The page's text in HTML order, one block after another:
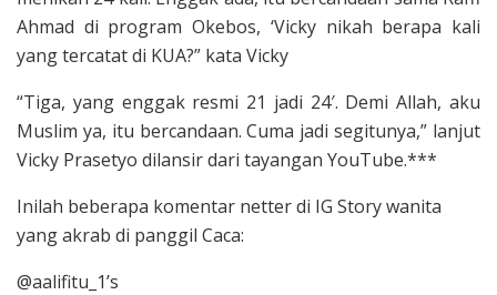
Ahmad di program Okebos, ‘Vicky nikah berapa kali
yang tercatat di KUA?” kata Vicky
“Tiga, yang enggak resmi 21 jadi 24′. Demi Allah, aku
Muslim ya, itu bercandaan. Cuma jadi segitunya,” lanjut
Vicky Prasetyo dilansir dari tayangan YouTube.***
Inilah beberapa komentar netter di IG Story wanita
yang akrab di panggil Caca:
@aalifitu_1’s